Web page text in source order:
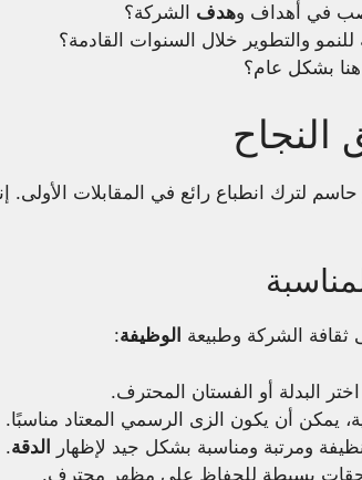
في أهداف وهدف الشركة؟
والتطوير خلال السنوات القادمة؟
هنا بشكل عام؟
النجاح
حاسم لترك انطباع رائع في المقابلات الأولى.
ثقافة الشركة وطبيعة الوظيفة:
اختر البدلة أو الفستان المحترف.
يمكن أن يكون الزى الرسمي المعتاد مناسبًا.
ومرتبة ومناسبة بشكل جيد لإظهار الدقة.
بسيطة للحفاظ على مظهر محترف.